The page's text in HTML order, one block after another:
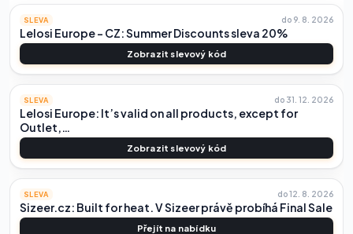
SLEVA do 9. 8. 2026
Lelosi Europe – CZ: Summer Discounts sleva 20%
Zobrazit slevový kód
SLEVA do 31. 12. 2026
Lelosi Europe: It’s valid on all products, except for
Outlet,…
Zobrazit slevový kód
SLEVA do 12. 8. 2026
Sizeer.cz: Built for heat. V Sizeer právě probíhá Final Sale
Přejít na nabídku